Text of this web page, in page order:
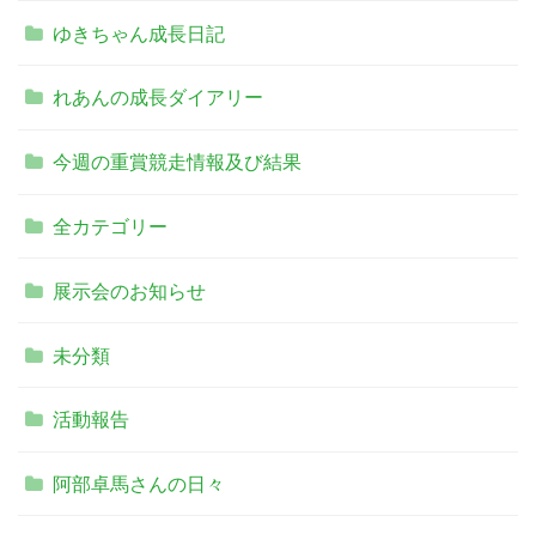
ゆきちゃん成長日記
れあんの成長ダイアリー
今週の重賞競走情報及び結果
全カテゴリー
展示会のお知らせ
未分類
活動報告
阿部卓馬さんの日々